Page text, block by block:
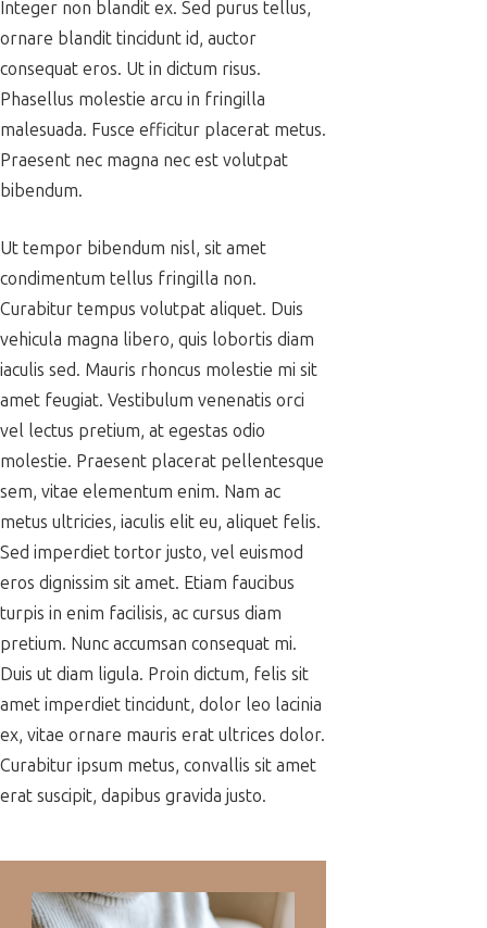
Integer non blandit ex. Sed purus tellus,
ornare blandit tincidunt id, auctor
consequat eros. Ut in dictum risus.
Phasellus molestie arcu in fringilla
malesuada. Fusce efficitur placerat metus.
Praesent nec magna nec est volutpat
bibendum.
Ut tempor bibendum nisl, sit amet
condimentum tellus fringilla non.
Curabitur tempus volutpat aliquet. Duis
vehicula magna libero, quis lobortis diam
iaculis sed. Mauris rhoncus molestie mi sit
amet feugiat. Vestibulum venenatis orci
vel lectus pretium, at egestas odio
molestie. Praesent placerat pellentesque
sem, vitae elementum enim. Nam ac
metus ultricies, iaculis elit eu, aliquet felis.
Sed imperdiet tortor justo, vel euismod
eros dignissim sit amet. Etiam faucibus
turpis in enim facilisis, ac cursus diam
pretium. Nunc accumsan consequat mi.
Duis ut diam ligula. Proin dictum, felis sit
amet imperdiet tincidunt, dolor leo lacinia
ex, vitae ornare mauris erat ultrices dolor.
Curabitur ipsum metus, convallis sit amet
erat suscipit, dapibus gravida justo.